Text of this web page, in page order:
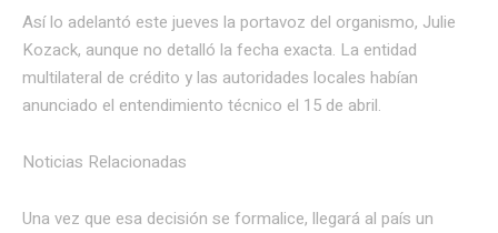
Así lo adelantó este jueves la portavoz del organismo, Julie
Kozack, aunque no detalló la fecha exacta. La entidad
multilateral de crédito y las autoridades locales habían
anunciado el entendimiento técnico el 15 de abril.
Noticias Relacionadas
Una vez que esa decisión se formalice, llegará al país un